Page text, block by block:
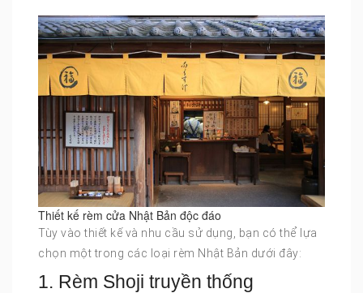
Thiết kế rèm cửa Nhật Bản độc đáo
Tùy vào thiết kế và nhu cầu sử dụng, bạn có thể lựa
chọn một trong các loại rèm Nhật Bản dưới đây:
1. Rèm Shoji truyền thống